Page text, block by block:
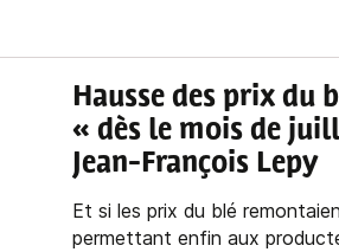
Hausse des prix du
« dès le mois de
Jean-François Lepy
Et si les prix du blé
permettant enfin aux